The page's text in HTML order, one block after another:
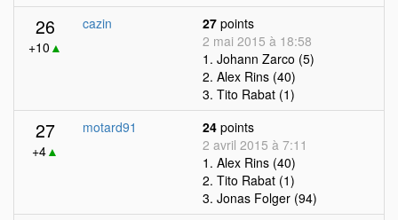
26
+10 ▲
cazin 27 points
2 mai 2015 à 18:58
1. Johann Zarco (5)
2. Alex Rins (40)
3. Tito Rabat (1)
27
+4▲
motard91 24 points
2 avril 2015 à 7:11
1. Alex Rins (40)
2. Tito Rabat (1)
3. Jonas Folger (94)